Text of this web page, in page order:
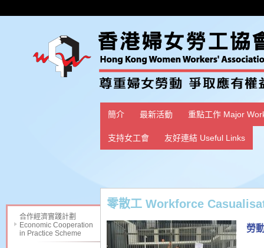
簡介 最新活動 重點工作 Major
支持女工會 友好連結 Useful Links
合作經濟實踐計劃
Economic Cooperation
in Practice Scheme
零散工 Workforce
勞